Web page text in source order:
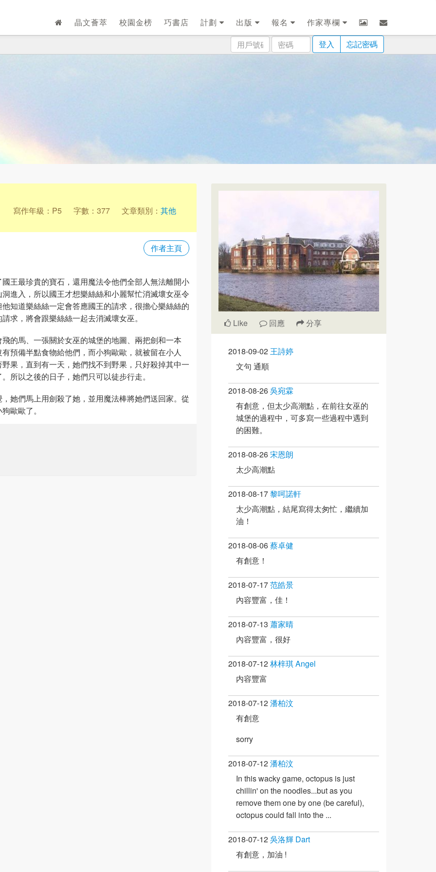
晶文薈萃 校園金榜 巧書店 計劃 出版 報名
作家專欄
用
戶
密
碼
登入 忘記密碼
寫作年級：P5 字數：377 文章類別： 其他
作者主頁
王最珍貴的寶石，還用魔法令他們全部人無法離開小
進入，所以國王才想樂絲絲和小麗幫忙消滅壞女巫令
知道樂絲絲一定會答應國王的請求，很擔心樂絲絲的
求，將會跟樂絲絲一起去消滅壞女巫。
的馬、一張關於女巫的城堡的地圖、兩把劍和一本
預備半點食物給他們，而小狗歐歐，就被留在小人
果，直到有一天，她們找不到野果，只好殺掉其中一
所以之後的日子，她們只可以徒步行走。
她們馬上用劍殺了她，並用魔法棒將她們送回家。從
歐歐了。
Like 回應 分享
2018-09-02 王詩婷
文句 通順
2018-08-26吳宛霖
有創意，但太少高潮點，在前往女巫的
城堡的過程中，可多寫一些過程中遇到
的困難。
2018-08-26宋恩朗
太少高潮點
2018-08-17黎呵諾軒
太少高潮點，結尾寫得太匆忙，繼續加
油！
2018-08-06蔡卓健
有創意！
2018-07-17范皓景
內容豐富，佳！
2018-07-13 蕭家晴
內容豐富，很好
2018-07-12林梓琪 Angel
内容豐富
2018-07-12潘柏汶
有創意
sorry
2018-07-12潘柏汶
In this wacky game, octopus is just
chillin' on the noodles...but as you
remove them one by one (be careful),
octopus could fall into the ...
2018-07-12吳洛輝 Dart
有創意，加油 !